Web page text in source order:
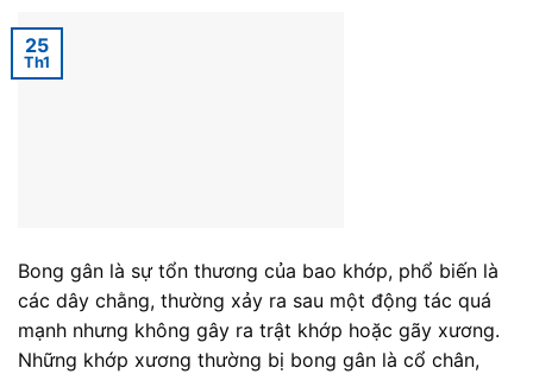
25
Th1
Bong gân là sự tổn thương của bao khớp, phổ biến là
các dây chằng, thường xảy ra sau một động tác quá
mạnh nhưng không gây ra trật khớp hoặc gãy xương.
Những khớp xương thường bị bong gân là cổ chân,